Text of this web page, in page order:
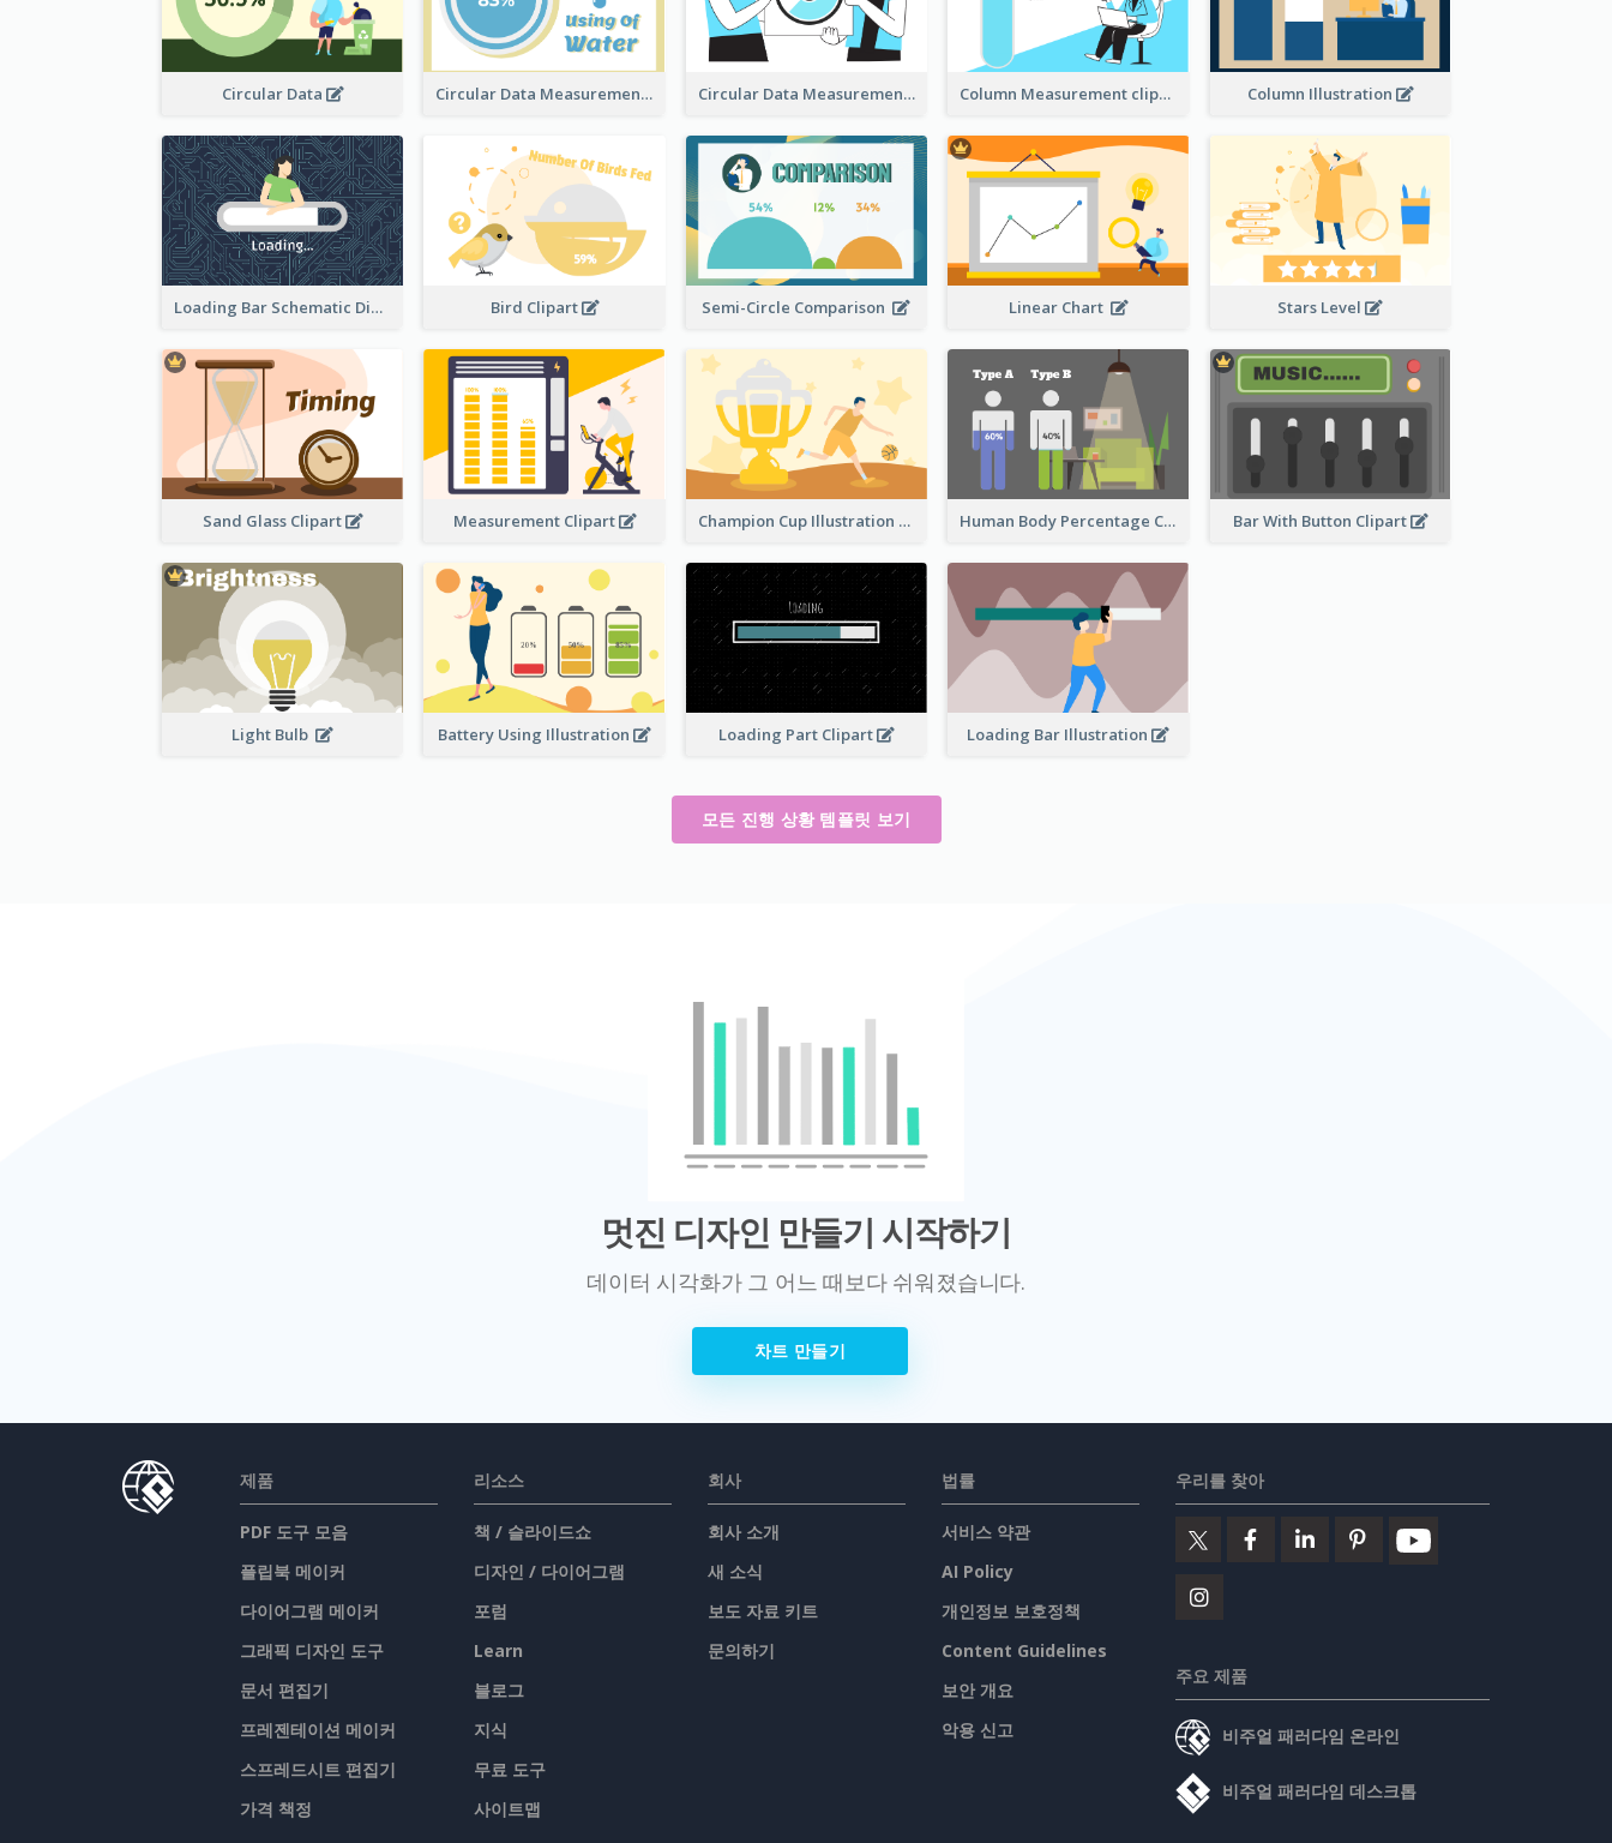
Circular Data Circular Data Measurement Circular Data Measurement Column Measurement clipart Column Illustration
Loading Bar Schematic Diagram Bird Clipart Semi-Circle Comparison Linear Chart Stars Level
Sand Glass Clipart Measurement Clipart Champion Cup Illustration Human Body Percentage Comparison Bar With Button Clipart
Light Bulb Battery Using Illustration Loading Part Clipart Loading Bar Illustration
모든 진행 상황 템플릿 보기
멋진 디자인 만들기 시작하기
데이터 시각화가 그 어느 때보다 쉬워졌습니다.
차트 만들기
제품
PDF 도구 모음
플립북 메이커
다이어그램 메이커
그래픽 디자인 도구
문서 편집기
프레젠테이션 메이커
스프레드시트 편집기
가격 책정
리소스
책 / 슬라이드쇼
디자인 / 다이어그램
포럼
Learn
블로그
지식
무료 도구
사이트맵
회사
회사 소개
새 소식
보도 자료 키트
문의하기
법률
서비스 약관
AI Policy
개인정보 보호정책
Content Guidelines
보안 개요
악용 신고
우리를 찾아
주요 제품
비주얼 패러다임 온라인
비주얼 패러다임 데스크톱